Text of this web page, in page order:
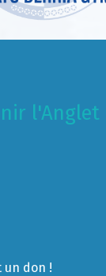
un don !